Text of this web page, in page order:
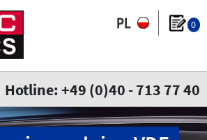
0
Hotline: +49 (0)40 - 713 77 40